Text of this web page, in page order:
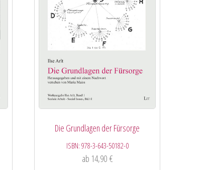
Die Grundlagen der Fürsorge
ISBN: 978-3-643-50182-0
ab 14,90 €